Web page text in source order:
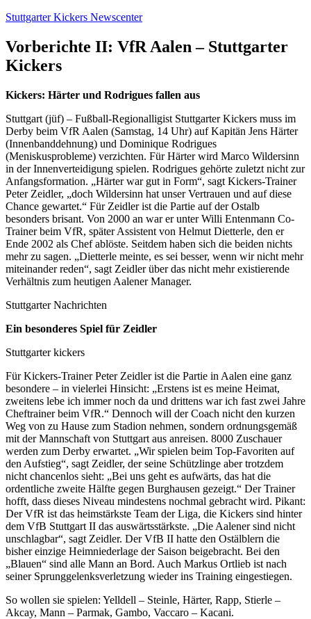
Zum
springen
Stuttgarter Kickers Newscenter
Vorberichte II: VfR Aalen – Stuttgarter
Kickers
Kickers: Härter und Rodrigues fallen aus
Stuttgart (jüf) – Fußball-Regionalligist Stuttgarter Kickers muss im
Derby beim VfR Aalen (Samstag, 14 Uhr) auf Kapitän Jens Härter
(Innenbanddehnung) und Dominique Rodrigues
(Meniskusprobleme) verzichten. Für Härter wird Marco Wildersinn
in der Innenverteidigung spielen. Rodrigues gehörte zuletzt nicht zur
Anfangsformation. „Härter war gut in Form“, sagt Kickers-Trainer
Peter Zeidler, „doch Wildersinn hat unser Vertrauen und auf diese
Chance gewartet.“ Für Zeidler ist die Partie auf der Ostalb
besonders brisant. Von 2000 an war er unter Willi Entenmann Co-
Trainer beim VfR, später Assistent von Helmut Dietterle, den er
Ende 2002 als Chef ablöste. Seitdem haben sich die beiden nichts
mehr zu sagen. „Dietterle meinte, es sei besser, wenn wir nicht mehr
miteinander reden“, sagt Zeidler über das nicht mehr existierende
Verhältnis zum heutigen Aalener Manager.
Stuttgarter Nachrichten
Ein besonderes Spiel für Zeidler
Stuttgarter kickers
Für Kickers-Trainer Peter Zeidler ist die Partie in Aalen eine ganz
besondere – in vielerlei Hinsicht: „Erstens ist es meine Heimat,
zweitens lebe ich immer noch da und drittens war ich fast zwei Jahre
Cheftrainer beim VfR.“ Dennoch will der Coach nicht den kurzen
Weg von zu Hause zum Stadion nehmen, sondern ordnungsgemäß
mit der Mannschaft von Stuttgart aus anreisen. 8000 Zuschauer
werden zum Derby erwartet. „Wir spielen beim Top-Favoriten auf
den Aufstieg“, sagt Zeidler, der seine Schützlinge aber trotzdem
nicht chancenlos sieht: „Bei uns geht es aufwärts, das hat die
ordentliche zweite Hälfte gegen Burghausen gezeigt.“ Der Trainer
hofft, dass dieses Niveau mindestens nochmal gebracht wird. Pikant:
Der VfR ist das heimstärkste Team der Liga, die Kickers sind hinter
dem VfB Stuttgart II das auswärtsstärkste. „Die Aalener sind nicht
unschlagbar“, sagt Zeidler. Der VfB II hatte den Ostälblern die
bisher einzige Heimniederlage der Saison beigebracht. Bei den
„Blauen“ sind alle Mann an Bord. Auch Markus Ortlieb ist nach
seiner Sprunggelenksverletzung wieder ins Training eingestiegen.
So wollen sie spielen: Yelldell – Steinle, Härter, Rapp, Stierle –
Akcay, Mann – Parmak, Gambo, Vaccaro – Kacani.